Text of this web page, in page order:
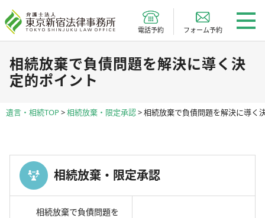
電話予約 フォーム予約
相続放棄で負債問題を解決に導く決
定的ポイント
遺言・相続TOP>相続放棄・限定承認>相続放棄で負債問題を解決に導く
相続放棄・限定承認
相続放棄で負債問題を